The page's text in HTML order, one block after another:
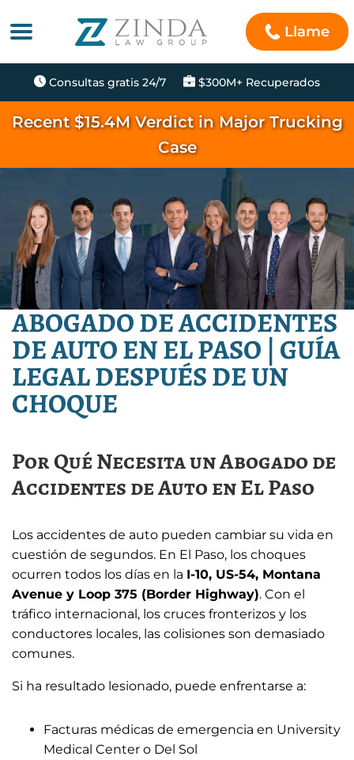
Llame
Consultas gratis 24/7 $300M+ Recuperados
Recent $15.4M Verdict in Major Trucking
Case
ABOGADO DE ACCIDENTES
DE AUTO EN EL PASO | GUÍA
LEGAL DESPUÉS DE UN
CHOQUE
Por Qué Necesita un Abogado de
Accidentes de Auto en El Paso
Los accidentes de auto pueden cambiar su vida en
cuestión de segundos. En El Paso, los choques
ocurren todos los días en la I-10, US-54, Montana
Avenue y Loop 375 (Border Highway). Con el
tráfico internacional, los cruces fronterizos y los
conductores locales, las colisiones son demasiado
comunes.
Si ha resultado lesionado, puede enfrentarse a:
Facturas médicas de emergencia en University
Medical Center o Del Sol